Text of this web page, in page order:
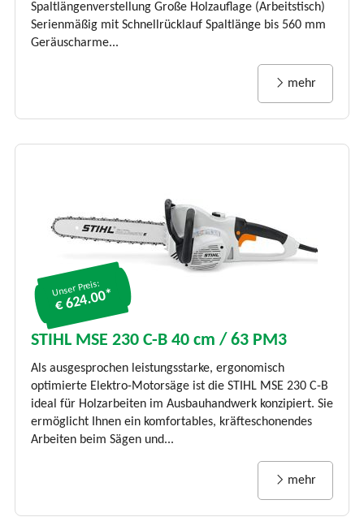
Spaltlängenverstellung Große Holzauflage (Arbeitstisch)
Serienmäßig mit Schnellrücklauf Spaltlänge bis 560 mm
Geräuscharme...
mehr
Unser Preis:
€ 624.00*
STIHL MSE 230 C-B 40 cm / 63 PM3
Als ausgesprochen leistungsstarke, ergonomisch
optimierte Elektro-Motorsäge ist die STIHL MSE 230 C-B
ideal für Holzarbeiten im Ausbauhandwerk konzipiert. Sie
ermöglicht Ihnen ein komfortables, kräfteschonendes
Arbeiten beim Sägen und...
mehr